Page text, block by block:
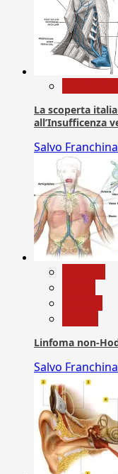
La scoperta
all’Insufficenza
Salvo Franchina
Linfoma non-
Salvo Franchina